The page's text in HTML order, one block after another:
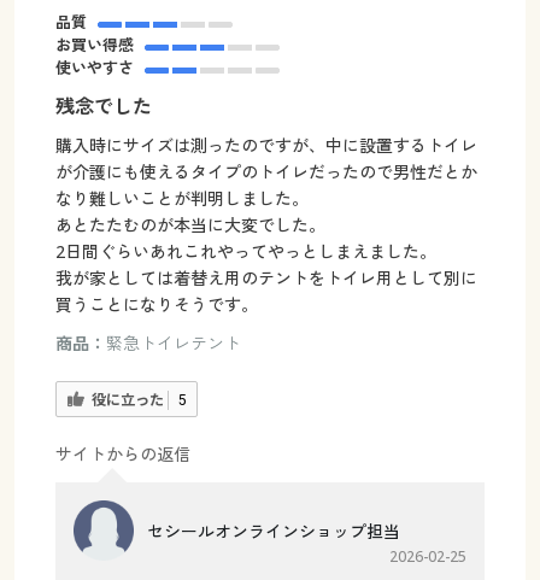
品質
お買い得感
使いやすさ
残念でした
購入時にサイズは測ったのですが、中に設置するトイレ
が介護にも使えるタイプのトイレだったので男性だとか
なり難しいことが判明しました。
あとたたむのが本当に大変でした。
2日間ぐらいあれこれやってやっとしまえました。
我が家としては着替え用のテントをトイレ用として別に
買うことになりそうです。
商品： 緊急トイレテント
役に立った 5
サイトからの返信
セシールオンラインショップ担当
2026-02-25